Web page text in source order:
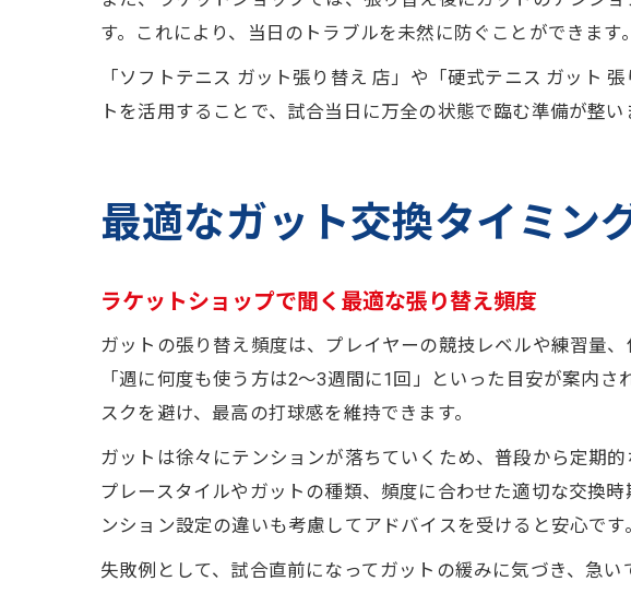
す。これにより、当日のトラブルを未然に防ぐことができます。
「ソフトテニス ガット張り替え 店」や「硬式テニス ガット
トを活用することで、試合当日に万全の状態で臨む準備が整い
最適なガット交換タイミン
ラケットショップで聞く最適な張り替え頻度
ガットの張り替え頻度は、プレイヤーの競技レベルや練習量
「週に何度も使う方は2〜3週間に1回」といった目安が案内
スクを避け、最高の打球感を維持できます。
ガットは徐々にテンションが落ちていくため、普段から定期
プレースタイルやガットの種類、頻度に合わせた適切な交換
ンション設定の違いも考慮してアドバイスを受けると安心です
失敗例として、試合直前になってガットの緩みに気づき、急